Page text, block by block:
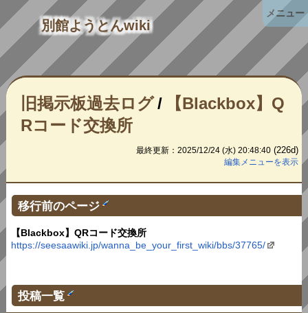
別館ようとんwiki
旧掲示板過去ログ/
【Blackbox】Q
Rコード交換所
最終更新：2025/12/24 (水) 20:48:40 (226d)
編集メニューを表示
移行前のページ
【Blackbox】QRコード交換所
https://seesaawiki.jp/wanna_be_your_first_wiki/bbs/37765/
投稿一覧
メニュー